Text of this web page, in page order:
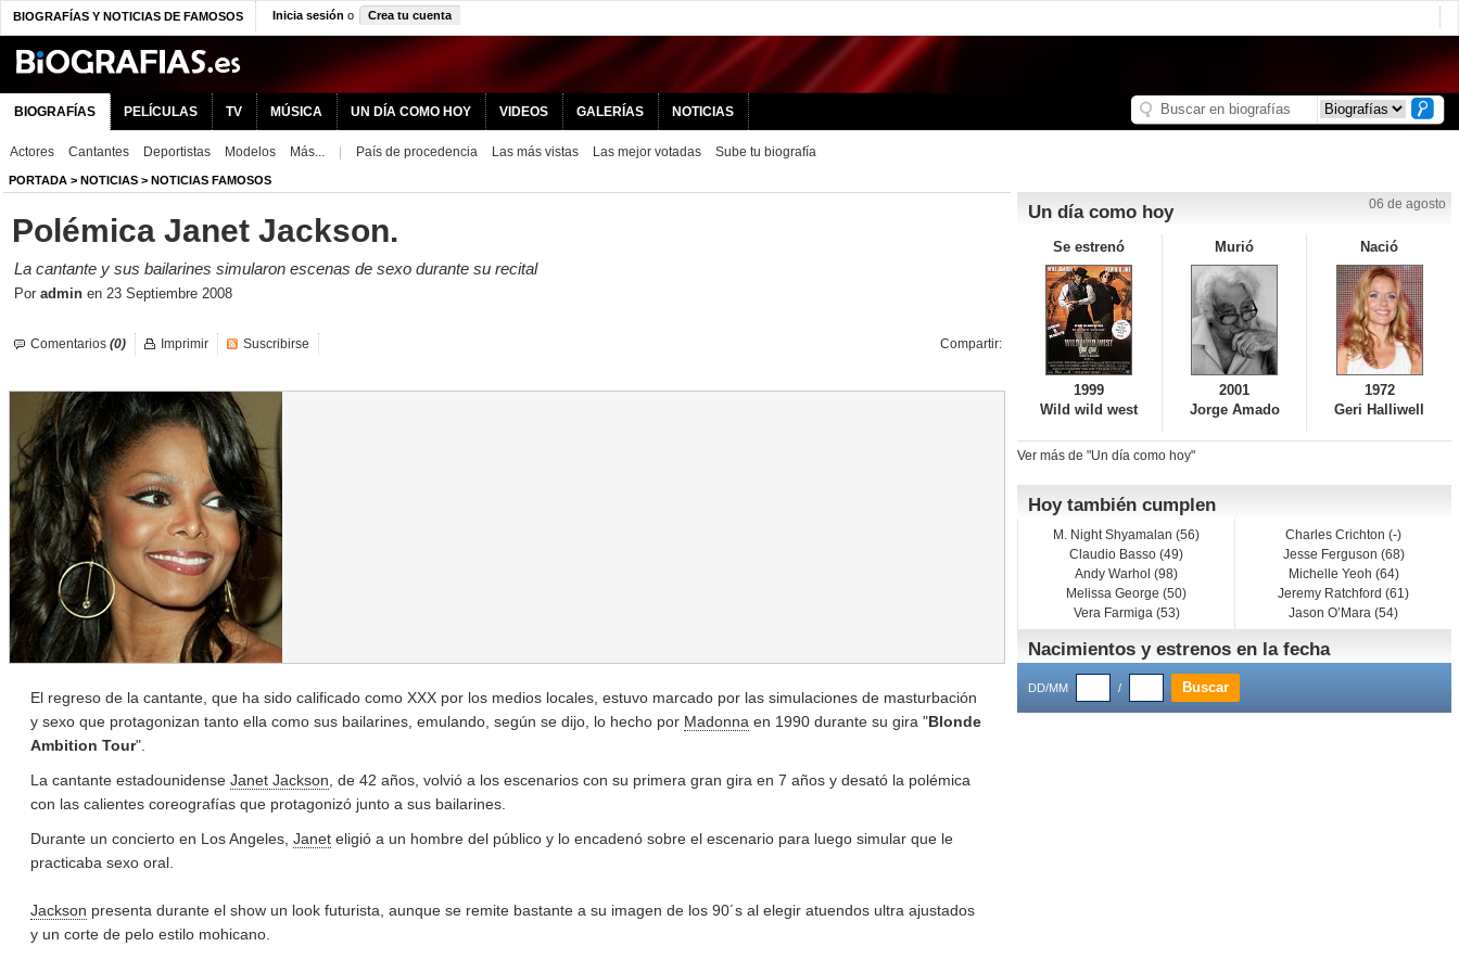
BIOGRAFÍAS Y NOTICIAS DE FAMOSOS Inicia sesión o Crea tu cuenta
BIOGRAFÍAS PELÍCULAS TV MÚSICA UN DÍA COMO HOY VIDEOS GALERÍAS NOTICIAS
Actores Cantantes Deportistas Modelos Más... País de procedencia Las más vistas Las mejor votadas Sube tu biografía
PORTADA > NOTICIAS > NOTICIAS FAMOSOS
Polémica Janet Jackson.
La cantante y sus bailarines simularon escenas de sexo durante su recital
Por admin en 23 Septiembre 2008
Comentarios (0) Compartir:
Imprimir Suscribirse
El regreso de la cantante, que ha sido calificado como XXX por los medios locales, estuvo marcado por las simulaciones de masturbación
y sexo que protagonizan tanto ella como sus bailarines, emulando, según se dijo, lo hecho por Madonna en 1990 durante su gira "Blonde
Ambition Tour".
La cantante estadounidense Janet Jackson , de 42 años, volvió a los escenarios con su primera gran gira en 7 años y desató la polémica
con las calientes coreografías que protagonizó junto a sus bailarines.
Durante un concierto en Los Angeles, Janet eligió a un hombre del público y lo encadenó sobre el escenario para luego simular que le
practicaba sexo oral.
Jackson presenta durante el show un look futurista, aunque se remite bastante a su imagen de los 90´s al elegir atuendos ultra ajustados
y un corte de pelo estilo mohicano.
Un día como hoy 06 de agosto
Se estrenó
1999
Wild wild west
Murió
2001
Jorge Amado
Nació
1972
Geri Halliwell
Ver más de "Un día como hoy"
Hoy también cumplen
M. Night Shyamalan (56)
Claudio Basso (49)
Andy Warhol (98)
Melissa George (50)
Vera Farmiga (53)
Charles Crichton (-)
Jesse Ferguson (68)
Michelle Yeoh (64)
Jeremy Ratchford (61)
Jason O’Mara (54)
Nacimientos y estrenos en la fecha
DD/MM /